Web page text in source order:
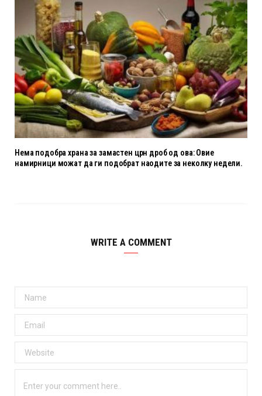
Нема подобра храна за замастен црн дроб од ова: Овие
намирници можат да ги подобрат наодите за неколку недели.
WRITE A COMMENT